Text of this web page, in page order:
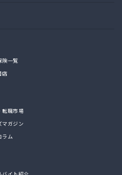
険一覧
店
転職市場
マガジン
ラム
バイト紹介